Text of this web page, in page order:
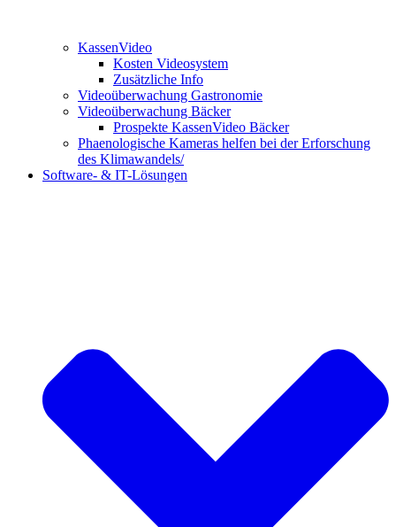
KassenVideo
Kosten Videosystem
Zusätzliche Info
Videoüberwachung Gastronomie
Videoüberwachung Bäcker
Prospekte KassenVideo Bäcker
Phaenologische Kameras helfen bei der Erforschung
des Klimawandels/
Software- & IT-Lösungen